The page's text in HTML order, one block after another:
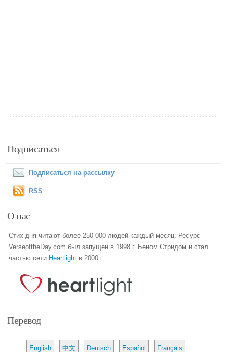
Подписаться
Подписаться на рассылку
RSS
О нас
Стих дня читают более 250 000 людей каждый месяц. Ресурс
VerseoftheDay.com был запущен в 1998 г. Беном Стридом и стал
частью сети Heartlight в 2000 г.
Перевод
English 中文 Deutsch Español Français